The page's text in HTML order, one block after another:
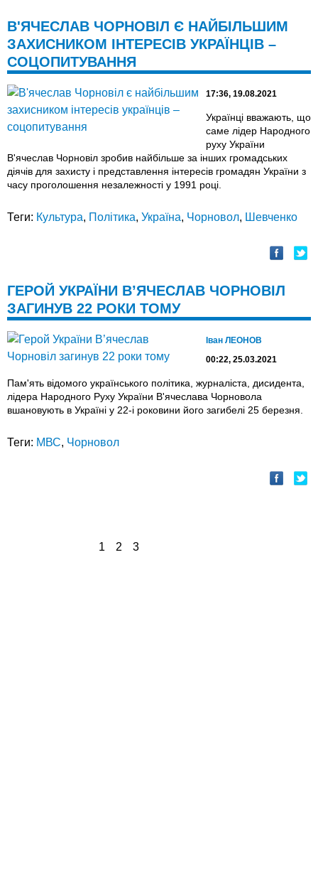
В'ЯЧЕСЛАВ ЧОРНОВІЛ Є НАЙБІЛЬШИМ
ЗАХИСНИКОМ ІНТЕРЕСІВ УКРАЇНЦІВ –
СОЦОПИТУВАННЯ
17:36, 19.08.2021
Українці вважають, що
саме лідер Народного
руху України
В'ячеслав Чорновіл зробив найбільше за інших громадських
діячів для захисту і представлення інтересів громадян України з
часу проголошення незалежності у 1991 році.
Теги: Культура, Політика, Україна, Чорновол, Шевченко
ГЕРОЙ УКРАЇНИ В’ЯЧЕСЛАВ ЧОРНОВІЛ
ЗАГИНУВ 22 РОКИ ТОМУ
Іван ЛЕОНОВ
00:22, 25.03.2021
Пам'ять відомого українського політика, журналіста, дисидента,
лідера Народного Руху України В'ячеслава Чорновола
вшановують в Україні у 22-і роковини його загибелі 25 березня.
Теги: МВС, Чорновол
1 2 3